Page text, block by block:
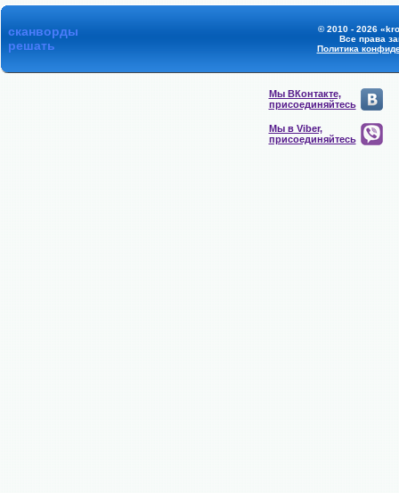
сканворды
решать
© 2010 - 2026
Все права
Политика
Мы ВКонтакте,
присоединяйтесь
Мы в Viber,
присоединяйтесь